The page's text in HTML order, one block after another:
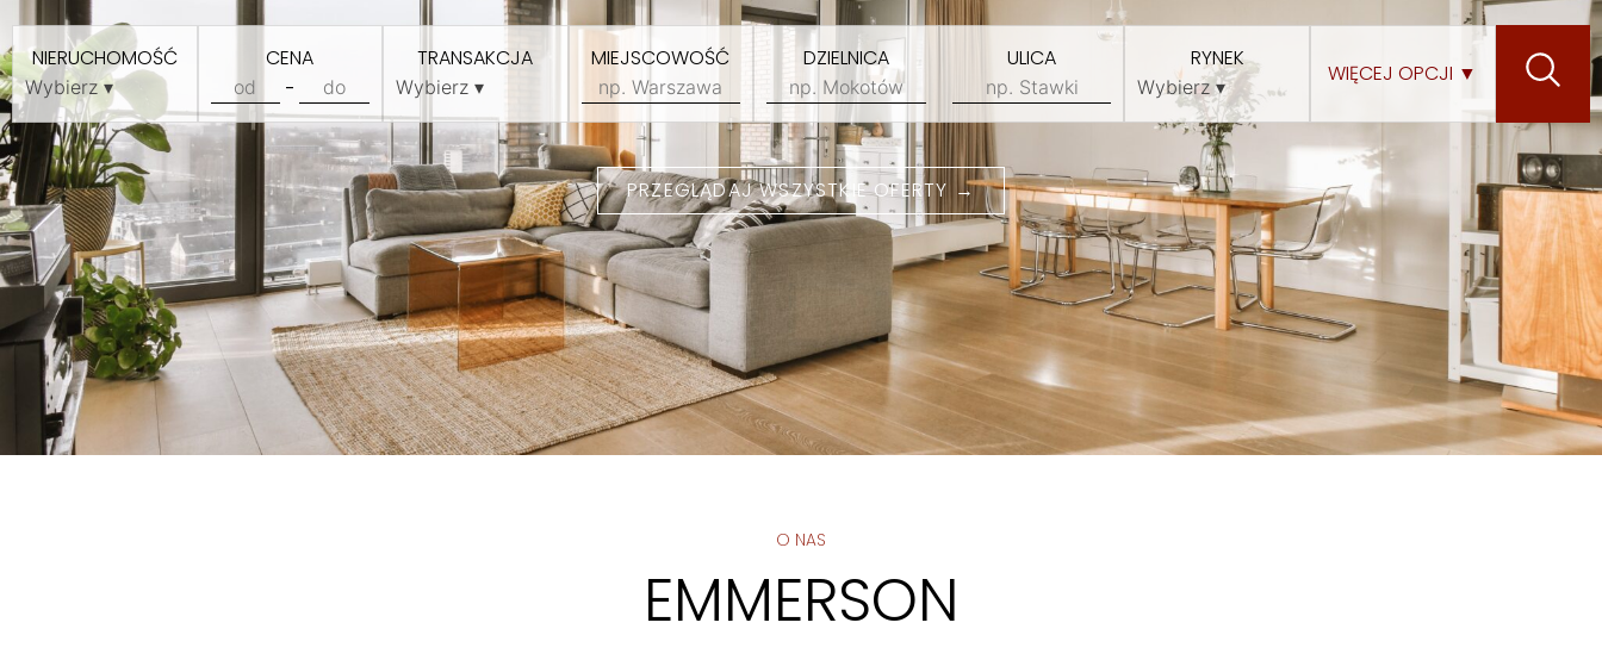
NIERUCHOMOŚĆ CENA
-
TRANSAKCJA MIEJSCOWOŚĆ DZIELNICA ULICA RYNEK
WIĘCEJ OPCJI ▼
PRZEGLĄDAJ WSZYSTKIE OFERTY →
O NAS
EMMERSON